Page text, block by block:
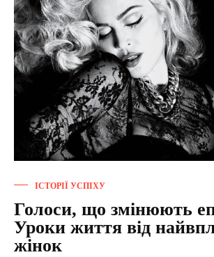
ІСТОРІЇ УСПІХУ
Голоси, що змінюють
Уроки життя від
жінок